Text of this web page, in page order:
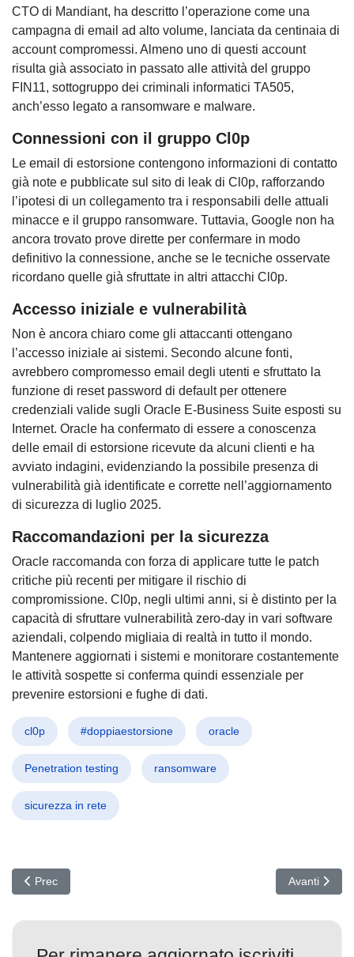
CTO di Mandiant, ha descritto l’operazione come una
campagna di email ad alto volume, lanciata da centinaia di
account compromessi. Almeno uno di questi account
risulta già associato in passato alle attività del gruppo
FIN11, sottogruppo dei criminali informatici TA505,
anch’esso legato a ransomware e malware.
Connessioni con il gruppo Cl0p
Le email di estorsione contengono informazioni di contatto
già note e pubblicate sul sito di leak di Cl0p, rafforzando
l’ipotesi di un collegamento tra i responsabili delle attuali
minacce e il gruppo ransomware. Tuttavia, Google non ha
ancora trovato prove dirette per confermare in modo
definitivo la connessione, anche se le tecniche osservate
ricordano quelle già sfruttate in altri attacchi Cl0p.
Accesso iniziale e vulnerabilità
Non è ancora chiaro come gli attaccanti ottengano
l’accesso iniziale ai sistemi. Secondo alcune fonti,
avrebbero compromesso email degli utenti e sfruttato la
funzione di reset password di default per ottenere
credenziali valide sugli Oracle E-Business Suite esposti su
Internet. Oracle ha confermato di essere a conoscenza
delle email di estorsione ricevute da alcuni clienti e ha
avviato indagini, evidenziando la possibile presenza di
vulnerabilità già identificate e corrette nell’aggiornamento
di sicurezza di luglio 2025.
Raccomandazioni per la sicurezza
Oracle raccomanda con forza di applicare tutte le patch
critiche più recenti per mitigare il rischio di
compromissione. Cl0p, negli ultimi anni, si è distinto per la
capacità di sfruttare vulnerabilità zero-day in vari software
aziendali, colpendo migliaia di realtà in tutto il mondo.
Mantenere aggiornati i sistemi e monitorare costantemente
le attività sospette si conferma quindi essenziale per
prevenire estorsioni e fughe di dati.
cl0p #doppiaestorsione oracle
Penetration testing ransomware
sicurezza in rete
Articolo precedente: Allarme Cyber: Nuove tecniche di attacco
Prec Articolo
Avanti